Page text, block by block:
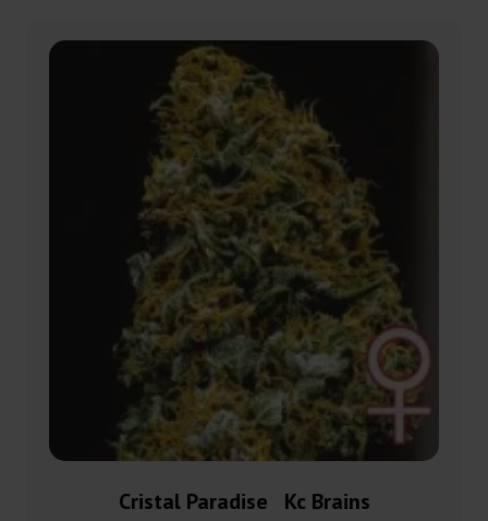
Cristal Paradise Kc Brains